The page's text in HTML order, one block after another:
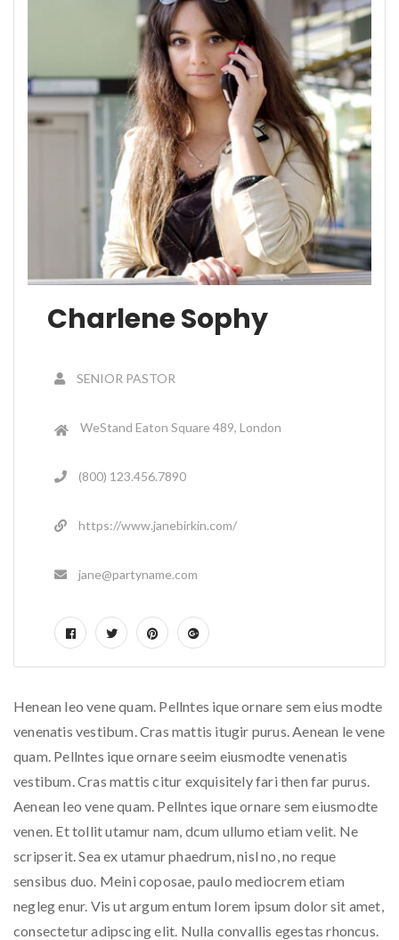
Charlene Sophy
SENIOR PASTOR
WeStand Eaton Square 489, London
(800) 123.456.7890
https://www.janebirkin.com/
jane@partyname.com
Henean leo vene quam. Pellntes ique ornare sem eius modte
venenatis vestibum. Cras mattis itugir purus. Aenean le vene
quam. Pellntes ique ornare seeim eiusmodte venenatis
vestibum. Cras mattis citur exquisitely fari then far purus.
Aenean leo vene quam. Pellntes ique ornare sem eiusmodte
venen. Et tollit utamur nam, dcum ullumo etiam velit. Ne
scripserit. Sea ex utamur phaedrum, nisl no, no reque
sensibus duo. Meini coposae, paulo mediocrem etiam
negleg enur. Vis ut argum entum lorem ipsum dolor sit amet,
consectetur adipscing elit. Nulla convallis egestas rhoncus.